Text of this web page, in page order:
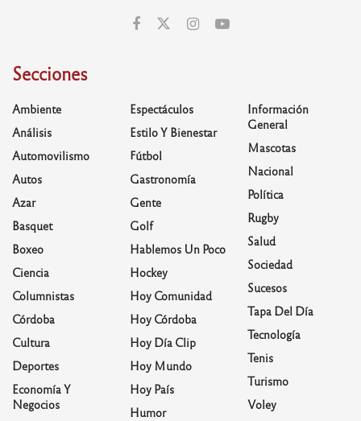
Secciones
Ambiente
Análisis
Automovilismo
Autos
Azar
Basquet
Boxeo
Ciencia
Columnistas
Córdoba
Cultura
Deportes
Economía Y
Negocios
Espectáculos
Estilo Y Bienestar
Fútbol
Gastronomía
Gente
Golf
Hablemos Un Poco
Hockey
Hoy Comunidad
Hoy Córdoba
Hoy Día Clip
Hoy Mundo
Hoy País
Humor
Información
General
Mascotas
Nacional
Política
Rugby
Salud
Sociedad
Sucesos
Tapa Del Día
Tecnología
Tenis
Turismo
Voley